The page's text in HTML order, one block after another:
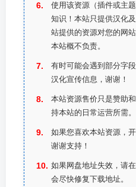
使用该资源（插件或主
知识！本站只提供汉化
站提供的资源对您的网
本站概不负责。
有时可能会遇到部分字
汉化宣传信息，谢谢！
本站资源售价只是赞助
持本站的日常运营所需。
如果您喜欢本站资源，
谢谢支持！
如果网盘地址失效，请
会尽快修复下载地址。